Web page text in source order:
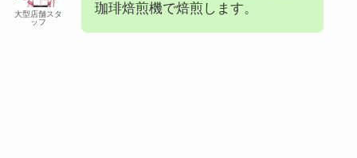
大型店舗スタ
ッフ
珈琲焙煎機で焙煎します。